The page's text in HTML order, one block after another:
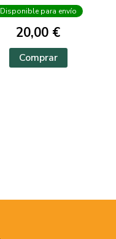
Disponible para envío
20,00 €
Comprar